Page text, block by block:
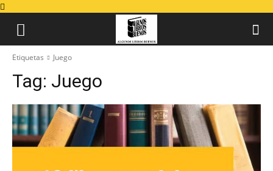
Etiquetas Juego
Tag: Juego